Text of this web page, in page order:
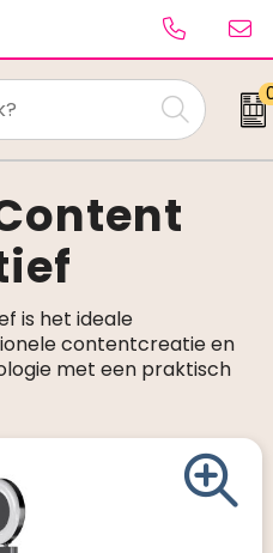
is het ideale
contentcreatie en
met een praktisch